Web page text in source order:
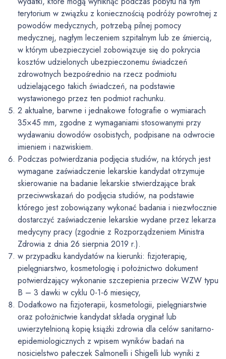
terytorium w związku z koniecznością podróży powrotnej z
powodów medycznych, potrzebą pilnej pomocy
medycznej, nagłym leczeniem szpitalnym lub ze śmiercią,
w którym ubezpieczyciel zobowiązuje się do pokrycia
kosztów udzielonych ubezpieczonemu świadczeń
zdrowotnych bezpośrednio na rzecz podmiotu
udzielającego takich świadczeń, na podstawie
wystawionego przez ten podmiot rachunku.
2 aktualne, barwne i jednakowe fotografie o wymiarach
35×45 mm, zgodne z wymaganiami stosowanymi przy
wydawaniu dowodów osobistych, podpisane na odwrocie
imieniem i nazwiskiem.
Podczas potwierdzania podjęcia studiów, na których jest
wymagane zaświadczenie lekarskie kandydat otrzymuje
skierowanie na badanie lekarskie stwierdzające brak
przeciwwskazań do podjęcia studiów, na podstawie
którego jest zobowiązany wykonać badania i niezwłocznie
dostarczyć zaświadczenie lekarskie wydane przez lekarza
medycyny pracy (zgodnie z Rozporządzeniem Ministra
Zdrowia z dnia 26 sierpnia 2019 r.).
w przypadku kandydatów na kierunki: fizjoterapię,
pielęgniarstwo, kosmetologię i położnictwo dokument
potwierdzający wykonanie szczepienia przeciw WZW typu
B – 3 dawki w cyklu 0-1-6 miesięcy,
Dodatkowo na fizjoterapii, kosmetologii, pielęgniarstwie
oraz położnictwie kandydat składa oryginał lub
uwierzytelnioną kopię książki zdrowia dla celów sanitarno-
epidemiologicznych z wpisem wyników badań na
nosicielstwo pałeczek Salmonelli i Shigelli lub wyniki z